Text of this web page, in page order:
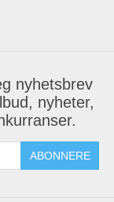
nyhetsbrev
nyheter,
ABONNERE